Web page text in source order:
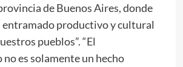
de Buenos Aires, donde
productivo y cultural
pueblos”. “El
es solamente un hecho